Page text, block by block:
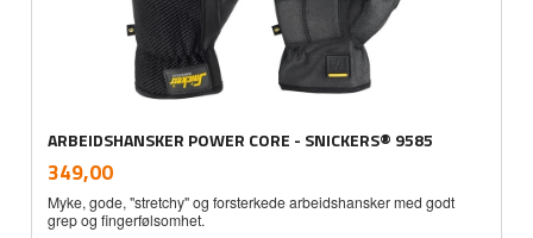
ARBEIDSHANSKER POWER CORE - SNICKERS® 9585
Pris
349,00mva.
Myke, gode, "stretchy" og forsterkede arbeidshansker med godt
grep og fingerfølsomhet.